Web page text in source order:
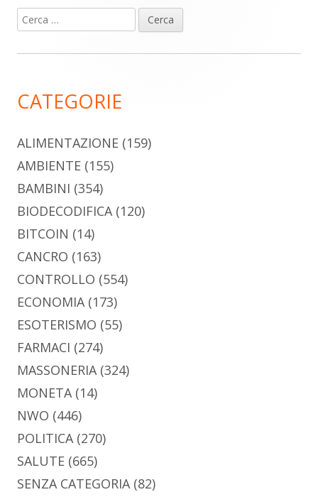
Barra
laterale
Ricerca
per:
CATEGORIE
ALIMENTAZIONE (159)
AMBIENTE (155)
BAMBINI (354)
BIODECODIFICA(120)
BITCOIN (14)
CANCRO (163)
CONTROLLO (554)
ECONOMIA(173)
ESOTERISMO (55)
FARMACI (274)
MASSONERIA(324)
MONETA(14)
NWO (446)
POLITICA(270)
SALUTE (665)
SENZA CATEGORIA(82)